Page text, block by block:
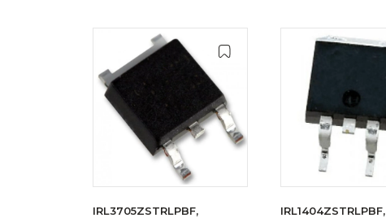
IRL3705ZSTRLPBF,
IRL1404ZSTRLPBF,